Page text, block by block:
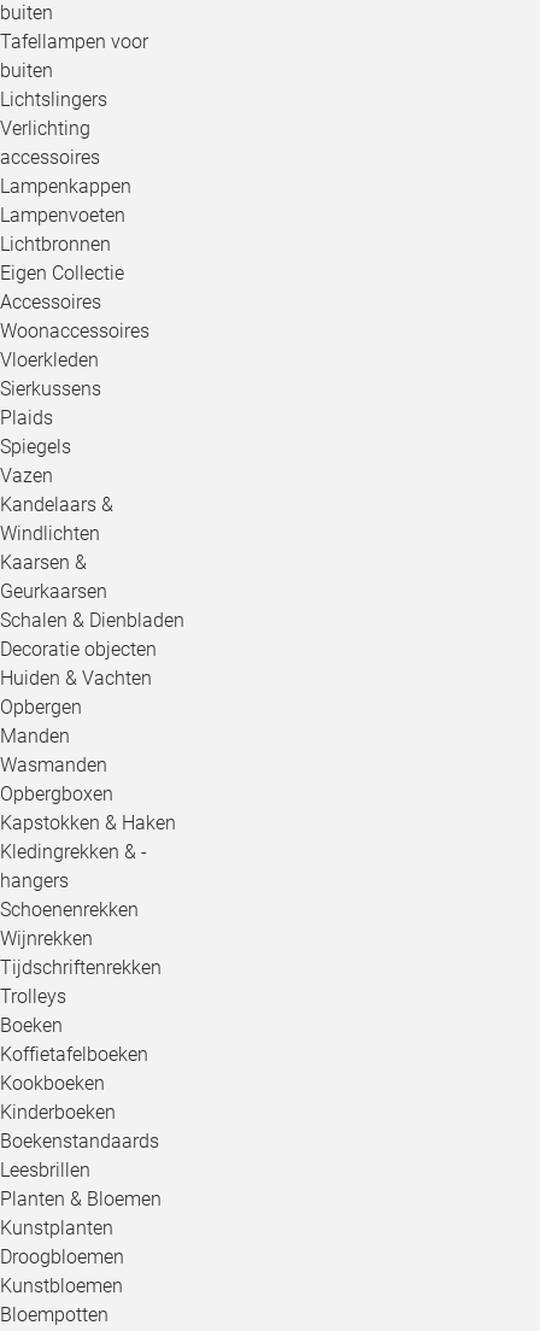
buiten
Tafellampen voor
buiten
Lichtslingers
Verlichting
accessoires
Lampenkappen
Lampenvoeten
Lichtbronnen
Eigen Collectie
Accessoires
Woonaccessoires
Vloerkleden
Sierkussens
Plaids
Spiegels
Vazen
Kandelaars &
Windlichten
Kaarsen &
Geurkaarsen
Schalen & Dienbladen
Decoratie objecten
Huiden & Vachten
Opbergen
Manden
Wasmanden
Opbergboxen
Kapstokken & Haken
Kledingrekken & -
hangers
Schoenenrekken
Wijnrekken
Tijdschriftenrekken
Trolleys
Boeken
Koffietafelboeken
Kookboeken
Kinderboeken
Boekenstandaards
Leesbrillen
Planten & Bloemen
Kunstplanten
Droogbloemen
Kunstbloemen
Bloempotten